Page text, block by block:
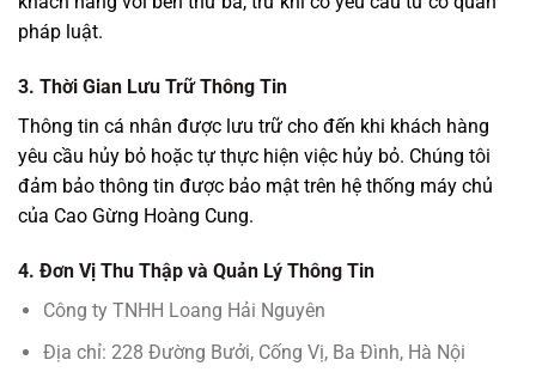
pháp luật.
3. Thời Gian Lưu Trữ Thông Tin
Thông tin cá nhân được lưu trữ cho đến khi khách hàng
yêu cầu hủy bỏ hoặc tự thực hiện việc hủy bỏ. Chúng tôi
đảm bảo thông tin được bảo mật trên hệ thống máy chủ
của Cao Gừng Hoàng Cung.
4. Đơn Vị Thu Thập và Quản Lý Thông Tin
Công ty TNHH Loang Hải Nguyên
Địa chỉ: 228 Đường Bưởi, Cống Vị, Ba Đình, Hà Nội